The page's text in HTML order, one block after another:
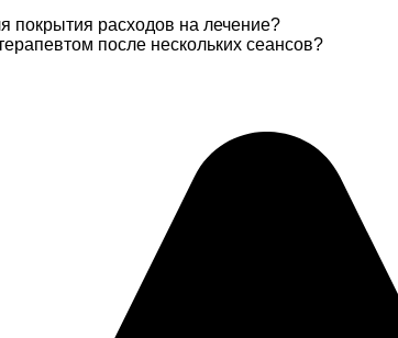
покрытия расходов на лечение?
после нескольких сеансов?